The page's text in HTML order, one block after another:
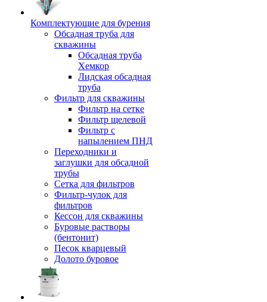
Комплектующие для бурения
Обсадная труба для
скважины
Обсадная труба
Хемкор
Лидская обсадная
труба
Фильтр для скважины
Фильтр на сетке
Фильтр щелевой
Фильтр с
напылением ПНД
Переходники и
заглушки для обсадной
трубы
Сетка для фильтров
Фильтр-чулок для
фильтров
Кессон для скважины
Буровые растворы
(бентонит)
Песок кварцевый
Долото буровое